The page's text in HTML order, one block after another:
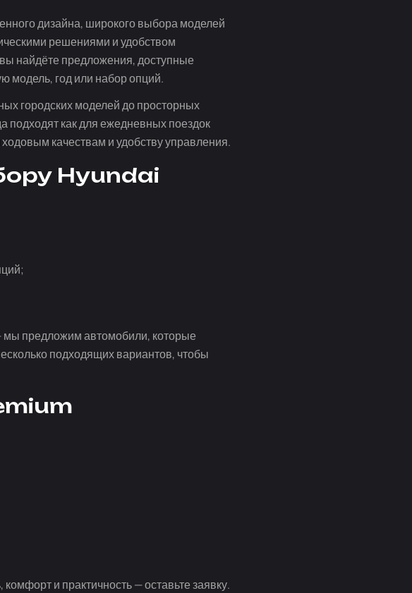
дизайна, широкого выбора моделей
решениями и удобством
найдёте предложения, доступные
модель, год или набор опций.
городских моделей до просторных
подходят как для ежедневных поездок
качествам и удобству управления.
Hyundai
мы предложим автомобили, которые
подходящих вариантов, чтобы
и практичность — оставьте заявку.